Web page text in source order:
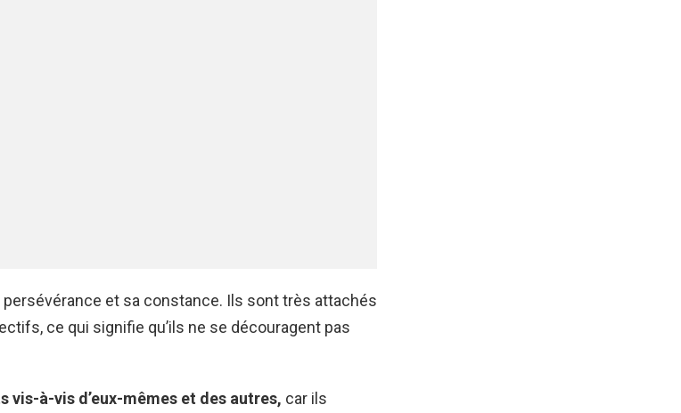
et sa constance. Ils sont très attachés
ce qui signifie qu’ils ne se découragent pas
vis-à-vis d’eux-mêmes et des autres, car ils